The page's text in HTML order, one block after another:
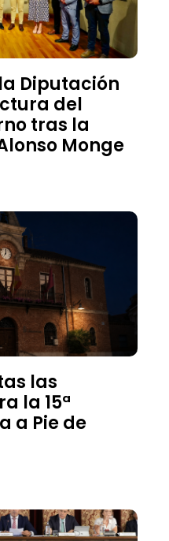
Diputación
del
tras la
Monge
las
la 15ª
a Pie de